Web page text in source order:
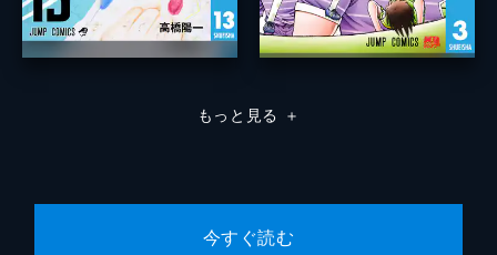
もっと見る ＋
今すぐ読む